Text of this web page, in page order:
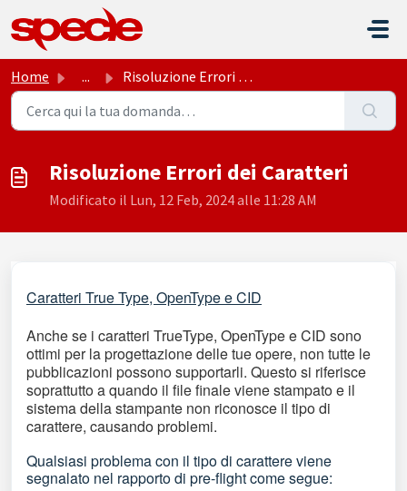
Salta al contenuto principale
Home ... Risoluzione Errori dei Caratteri
Risoluzione Errori dei Caratteri
Modificato il Lun, 12 Feb, 2024 alle 11:28 AM
Caratteri True Type, OpenType e CID
Anche se i caratteri TrueType, OpenType e CID sono
ottimi per la progettazione delle tue opere, non tutte le
pubblicazioni possono supportarli. Questo si riferisce
soprattutto a quando il file finale viene stampato e il
sistema della stampante non riconosce il tipo di
carattere, causando problemi.
Qualsiasi problema con il tipo di carattere viene
segnalato nel rapporto di pre-flight come segue: